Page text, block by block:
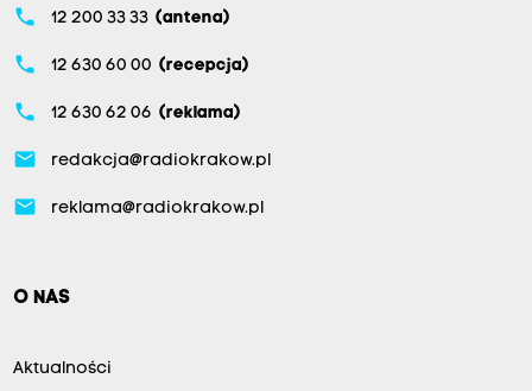
phone 12 200 33 33 (antena)
phone 12 630 60 00 (recepcja)
phone 12 630 62 06 (reklama)
email redakcja@radiokrakow.pl
email reklama@radiokrakow.pl
O NAS
Aktualności